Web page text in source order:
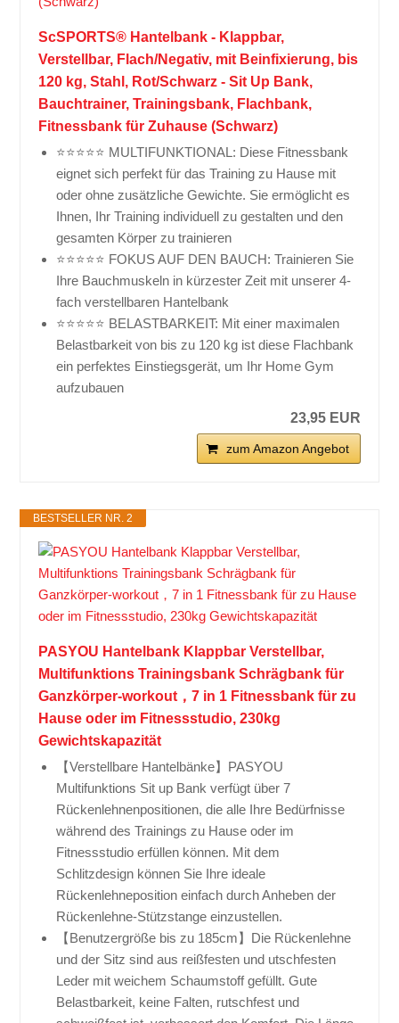
ScSPORTS® Hantelbank - Klappbar,
Verstellbar, Flach/Negativ, mit Beinfixierung, bis
120 kg, Stahl, Rot/Schwarz - Sit Up Bank,
Bauchtrainer, Trainingsbank, Flachbank,
Fitnessbank für Zuhause (Schwarz)
⭐⭐⭐⭐⭐ MULTIFUNKTIONAL: Diese Fitnessbank
eignet sich perfekt für das Training zu Hause mit
oder ohne zusätzliche Gewichte. Sie ermöglicht es
Ihnen, Ihr Training individuell zu gestalten und den
gesamten Körper zu trainieren
⭐⭐⭐⭐⭐ FOKUS AUF DEN BAUCH: Trainieren Sie
Ihre Bauchmuskeln in kürzester Zeit mit unserer 4-
fach verstellbaren Hantelbank
⭐⭐⭐⭐⭐ BELASTBARKEIT: Mit einer maximalen
Belastbarkeit von bis zu 120 kg ist diese Flachbank
ein perfektes Einstiegsgerät, um Ihr Home Gym
aufzubauen
23,95 EUR
zum Amazon Angebot
BESTSELLER NR. 2
PASYOU Hantelbank Klappbar Verstellbar,
Multifunktions Trainingsbank Schrägbank für
Ganzkörper-workout，7 in 1 Fitnessbank für zu
Hause oder im Fitnessstudio, 230kg
Gewichtskapazität
【Verstellbare Hantelbänke】PASYOU
Multifunktions Sit up Bank verfügt über 7
Rückenlehnenpositionen, die alle Ihre Bedürfnisse
während des Trainings zu Hause oder im
Fitnessstudio erfüllen können. Mit dem
Schlitzdesign können Sie Ihre ideale
Rückenlehneposition einfach durch Anheben der
Rückenlehne-Stützstange einzustellen.
【Benutzergröße bis zu 185cm】Die Rückenlehne
und der Sitz sind aus reißfesten und utschfesten
Leder mit weichem Schaumstoff gefüllt. Gute
Belastbarkeit, keine Falten, rutschfest und